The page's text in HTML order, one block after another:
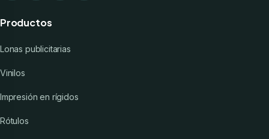
Productos
Lonas publicitarias
Vinilos
Impresión en rígidos
Rótulos